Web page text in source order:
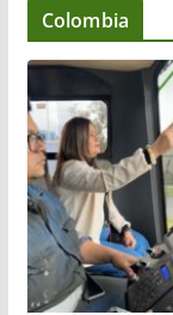
Colombia